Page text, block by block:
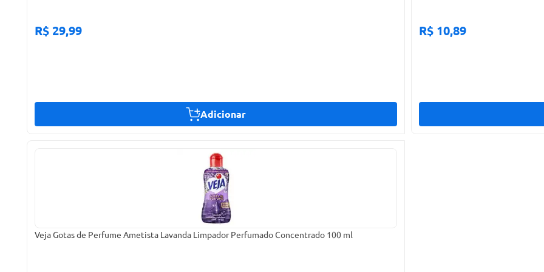
R$ 29,99
Adicionar
R$ 10,89
Veja Gotas de Perfume Ametista Lavanda Limpador Perfumado Concentrado 100 ml